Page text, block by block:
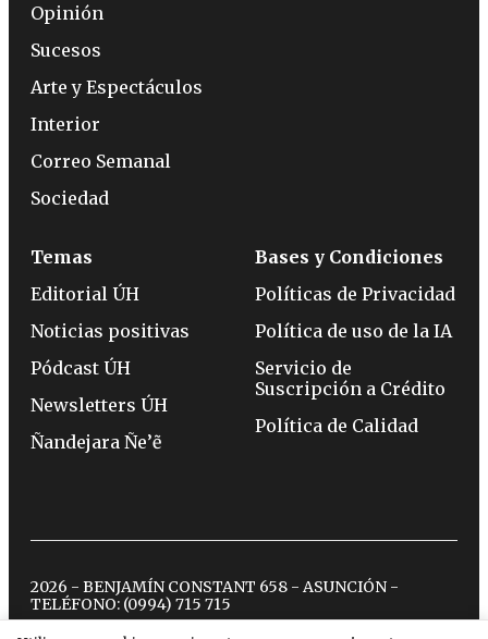
Opinión
Sucesos
Arte y Espectáculos
Interior
Correo Semanal
Sociedad
Temas
Editorial ÚH
Noticias positivas
Pódcast ÚH
Newsletters ÚH
Ñandejara Ñe’ẽ
Bases y Condiciones
Políticas de Privacidad
Política de uso de la IA
Servicio de
Suscripción a Crédito
Política de Calidad
2026 - BENJAMÍN CONSTANT 658 - ASUNCIÓN -
TELÉFONO: (0994) 715 715